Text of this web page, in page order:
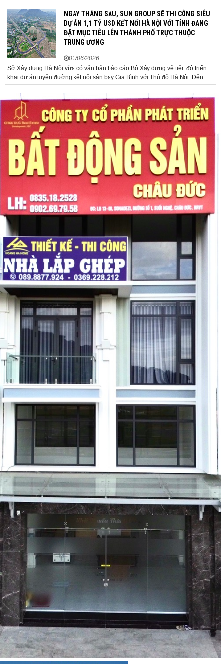
trường quốc tế được giao dịch ở mức 4.520
USD/ounce, tăng khoảng 35 USD/ounce so với buổi
sáng. Trong phiên, có thời điểm giá vàng...
NGAY THÁNG SAU, SUN GROUP SẼ THI CÔNG SIÊU
DỰ ÁN 1,1 TỶ USD KẾT NỐI HÀ NỘI VỚI TỈNH ĐANG
ĐẶT MỤC TIÊU LÊN THÀNH PHỐ TRỰC THUỘC
TRUNG ƯƠNG
01/06/2026
Sở Xây dựng Hà Nội vừa có văn bản báo cáo Bộ Xây dựng về tiến độ triển
khai dự án tuyến đường kết nối sân bay Gia Bình với Thủ đô Hà Nội. Đến
nay, công tác giải phóng mặt bằng và chuẩn bị đầu tư của dự án đã ghi nhận
nhiều kết...